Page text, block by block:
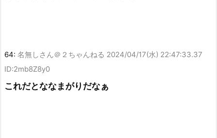
64: 名無しさん＠２ちゃんねる 2024/04/17(水) 22:47:33.37
ID:2mb8Z8y0
これだとななまがりだなぁ